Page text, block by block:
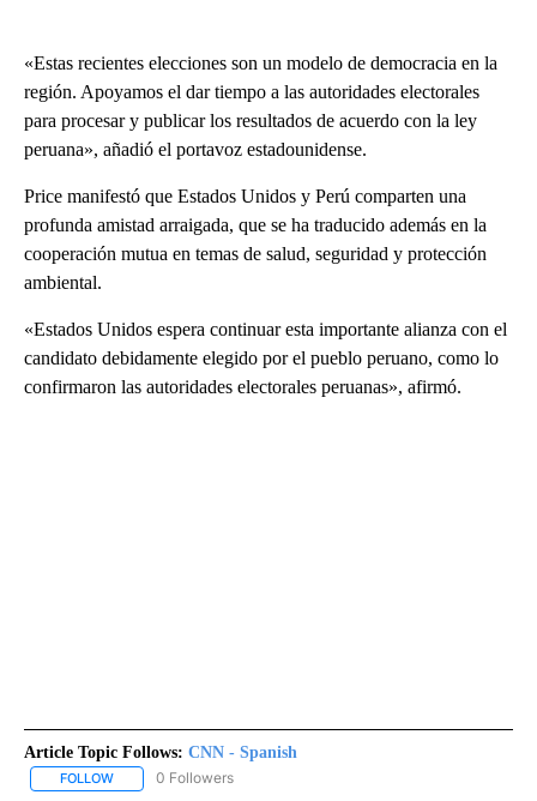
«Estas recientes elecciones son un modelo de democracia en la
región. Apoyamos el dar tiempo a las autoridades electorales
para procesar y publicar los resultados de acuerdo con la ley
peruana», añadió el portavoz estadounidense.
Price manifestó que Estados Unidos y Perú comparten una
profunda amistad arraigada, que se ha traducido además en la
cooperación mutua en temas de salud, seguridad y protección
ambiental.
«Estados Unidos espera continuar esta importante alianza con el
candidato debidamente elegido por el pueblo peruano, como lo
confirmaron las autoridades electorales peruanas», afirmó.
Article Topic Follows: CNN - Spanish
FOLLOW FOLLOW "CNN - SPANISH" TO RECEIVE NOTIFICATIONS ABOUT
0 Followers